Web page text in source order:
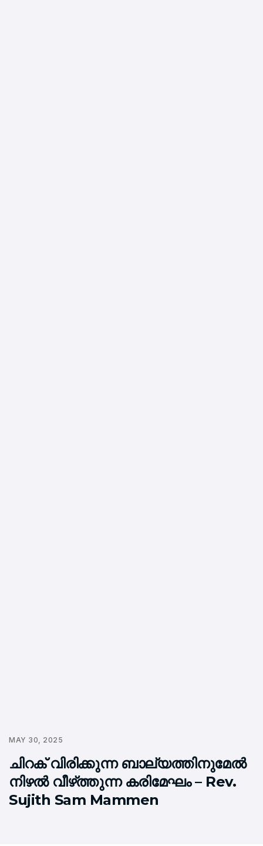
MAY 30, 2025
ചിറക് വിരിക്കുന്ന ബാല്യത്തിനുമേൽ
നിഴൽ വീഴ്‌ത്തുന്ന കരിമേഘം – Rev.
Sujith Sam Mammen